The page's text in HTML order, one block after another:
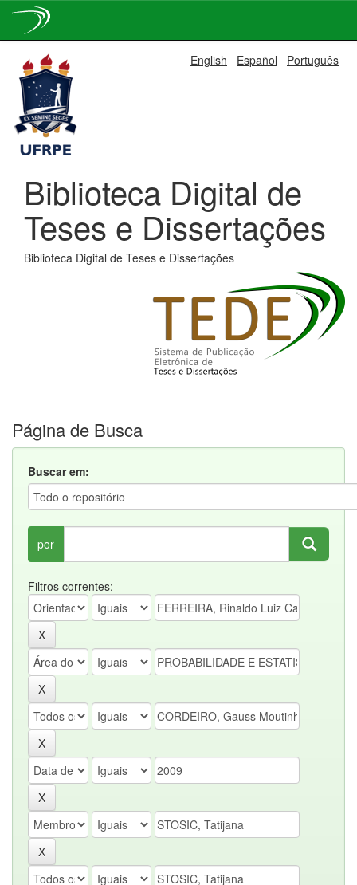
navigation
English Español Português
Biblioteca Digital de
Teses e Dissertações
Biblioteca Digital de Teses e Dissertações
Página de Busca
Buscar em:
por
Filtros correntes: